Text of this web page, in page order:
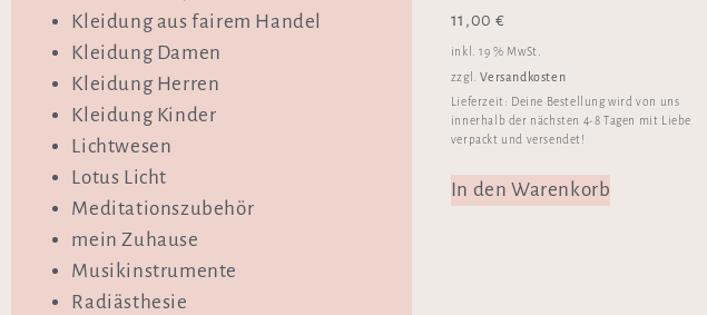
Kleidung aus fairem Handel
Kleidung Damen
Kleidung Herren
Kleidung Kinder
Lichtwesen
Lotus Licht
Meditationszubehör
mein Zuhause
Musikinstrumente
Radiästhesie
11,00€
inkl. 19 % MwSt.
zzgl.Versandkosten
Lieferzeit: Deine Bestellung wird von uns
innerhalb der nächsten 4-8 Tagen mit Liebe
verpackt und versendet!
In den Warenkorb